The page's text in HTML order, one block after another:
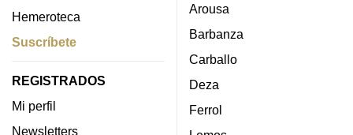
Hemeroteca
Suscríbete
REGISTRADOS
Mi perfil
Newsletters
Arousa
Barbanza
Carballo
Deza
Ferrol